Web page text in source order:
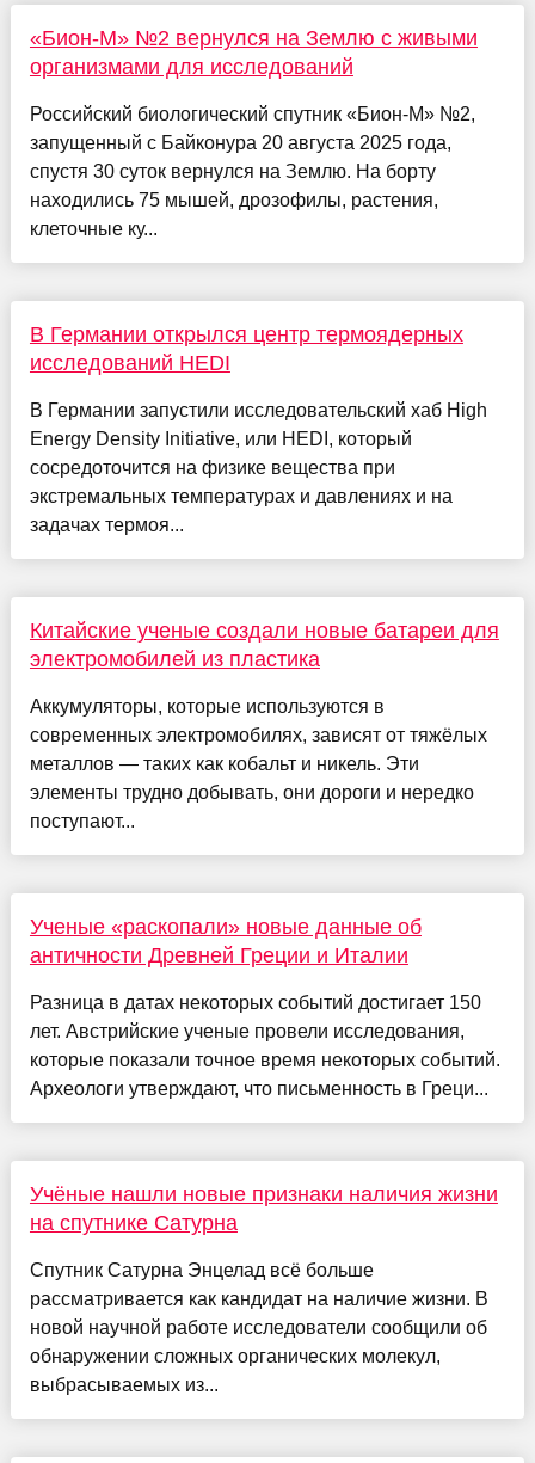
«Бион-М» №2 вернулся на Землю с живыми
организмами для исследований
Российский биологический спутник «Бион-М» №2,
запущенный с Байконура 20 августа 2025 года,
спустя 30 суток вернулся на Землю. На борту
находились 75 мышей, дрозофилы, растения,
клеточные ку...
В Германии открылся центр термоядерных
исследований HEDI
В Германии запустили исследовательский хаб High
Energy Density Initiative, или HEDI, который
сосредоточится на физике вещества при
экстремальных температурах и давлениях и на
задачах термоя...
Китайские ученые создали новые батареи для
электромобилей из пластика
Аккумуляторы, которые используются в
современных электромобилях, зависят от тяжёлых
металлов — таких как кобальт и никель. Эти
элементы трудно добывать, они дороги и нередко
поступают...
Ученые «раскопали» новые данные об
античности Древней Греции и Италии
Разница в датах некоторых событий достигает 150
лет. Австрийские ученые провели исследования,
которые показали точное время некоторых событий.
Археологи утверждают, что письменность в Греци...
Учёные нашли новые признаки наличия жизни
на спутнике Сатурна
Спутник Сатурна Энцелад всё больше
рассматривается как кандидат на наличие жизни. В
новой научной работе исследователи сообщили об
обнаружении сложных органических молекул,
выбрасываемых из...